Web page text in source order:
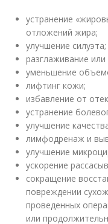
устранение
отложений жира;
улучшение силуэта;
разглаживание
уменьшение
лифтинг кожи;
избавление от
устранение
улучшение
лимфодренаж и
улучшение
ускорение
сокращение
повреждении
проведенных
или